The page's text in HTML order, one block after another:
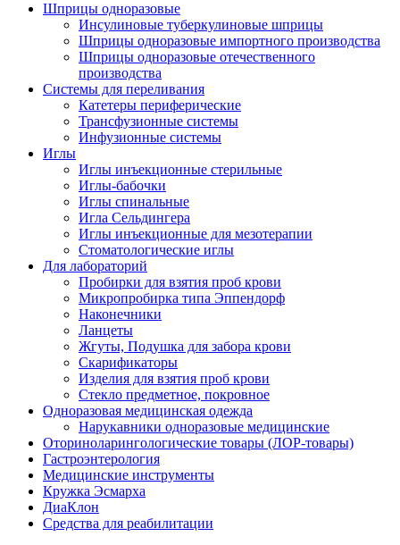
Шприцы одноразовые
Инсулиновые туберкулиновые шприцы
Шприцы одноразовые импортного производства
Шприцы одноразовые отечественного
производства
Системы для переливания
Катетеры периферические
Трансфузионные системы
Инфузионные системы
Иглы
Иглы инъекционные стерильные
Иглы-бабочки
Иглы спинальные
Игла Сельдингера
Иглы инъекционные для мезотерапии
Стоматологические иглы
Для лабораторий
Пробирки для взятия проб крови
Микропробирка типа Эппендорф
Наконечники
Ланцеты
Жгуты, Подушка для забора крови
Скарификаторы
Изделия для взятия проб крови
Стекло предметное, покровное
Одноразовая медицинская одежда
Нарукавники одноразовые медицинские
Оториноларингологические товары (ЛОР-товары)
Гастроэнтерология
Медицинские инструменты
Кружка Эсмарха
ДиаКлон
Средства для реабилитации